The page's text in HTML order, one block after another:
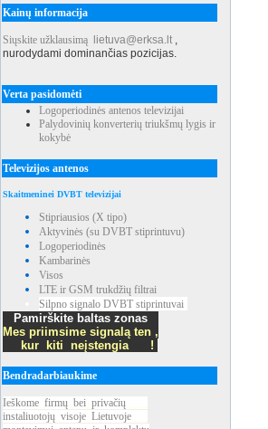
Kainų informacija
Siųskite užklausimą lietuva@erksa.lt ,
nurodydami dominančias pozicijas.
Verta pasidomėti
Logoperiodinės antenos televizijai
Palydovinių konverterių triukšmų lygis ir
kokybė
Televizijos antenos
Skaitmeninei DVBT televizijai
Stipriausios (X tipo)
Aktyvinės (su DVBT stiprintuvu)
Logoperiodinės
Kambarinės
Visos
LTE ir GSM trukdžių filtrai
Silpno signalo DVBT stiprintuvai
Pamirškite baltas zonas
Mes priimsime signalą ten ,
kur kiti neįstengia !
Bendradarbiaukime
Ieškome firmų bei privačių
instaliuotojų visoje Lietuvoje